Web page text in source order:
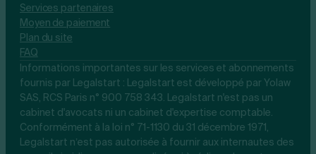
Services partenaires
Moyen de paiement
Plan du site
FAQ
Informations importantes sur les services et abonnements
fournis par Legalstart : Legalstart est développé par Yolaw
SAS, RCS Paris n° 900 758 343. Legalstart n'est pas un
cabinet d'avocats ni un cabinet d'expertise comptable.
Conformément à la loi n° 71-1130 du 31 décembre 1971,
Legalstart n’est pas autorisée à fournir aux internautes des